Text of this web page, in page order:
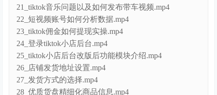
21_tiktok音乐问题以及如何发布带车视频.mp4
22_短视频账号如何分析数据.mp4
23_tiktok佣金如何提现实操.mp4
24_登录tiktok小店后台.mp4
25_tiktok小店后台改版后功能模块介绍.mp4
26_店铺发货地址设置.mp4
27_发货方式的选择.mp4
28_优质货盘精细化商品信息.mp4